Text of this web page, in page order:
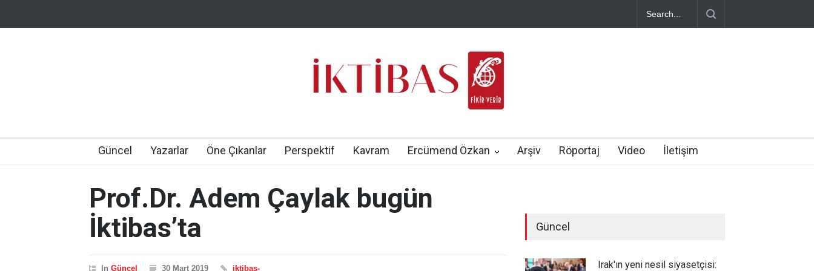
Güncel Yazarlar Öne Çıkanlar Perspektif Kavram Ercümend Özkan Arşiv Röportaj Video İletişim
Prof.Dr. Adem Çaylak bugün
İktibas’ta
In Güncel 30 Mart 2019 iktibas-
Güncel
Irak'ın yeni nesil siyasetçisi: